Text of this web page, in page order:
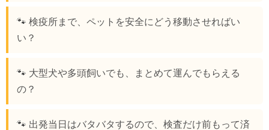
🐾 検疫所まで、ペットを安全にどう移動させればい
い？
🐾 大型犬や多頭飼いでも、まとめて運んでもらえる
の？
🐾 出発当日はバタバタするので、検査だけ前もって済